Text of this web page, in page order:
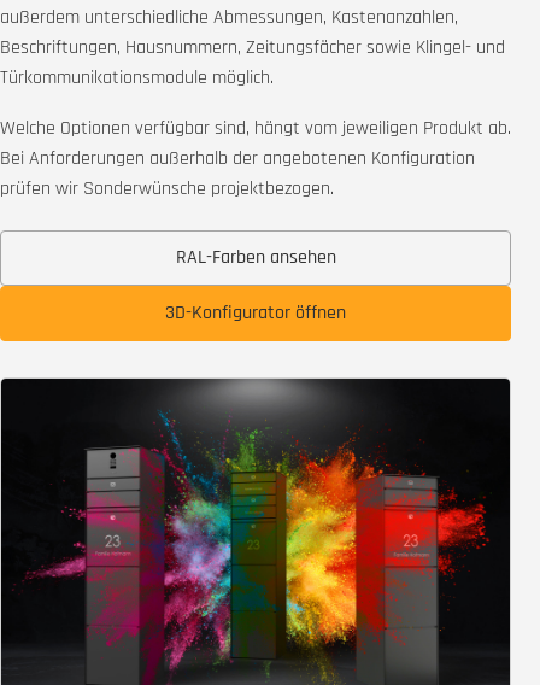
außerdem unterschiedliche Abmessungen, Kastenanzahlen,
Beschriftungen, Hausnummern, Zeitungsfächer sowie Klingel- und
Türkommunikationsmodule möglich.
Welche Optionen verfügbar sind, hängt vom jeweiligen Produkt ab.
Bei Anforderungen außerhalb der angebotenen Konfiguration
prüfen wir Sonderwünsche projektbezogen.
RAL-Farben ansehen
3D-Konfigurator öffnen